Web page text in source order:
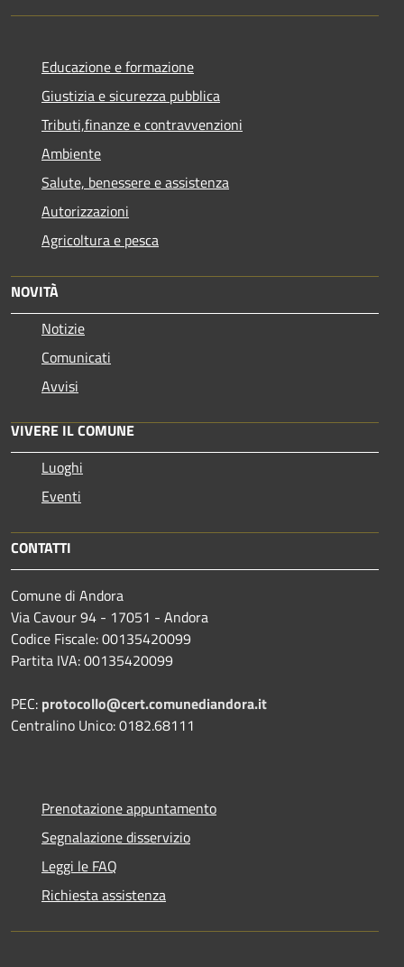
Educazione e formazione
Giustizia e sicurezza pubblica
Tributi,finanze e contravvenzioni
Ambiente
Salute, benessere e assistenza
Autorizzazioni
Agricoltura e pesca
NOVITÀ
Notizie
Comunicati
Avvisi
VIVERE IL COMUNE
Luoghi
Eventi
CONTATTI
Comune di Andora
Via Cavour 94 - 17051 - Andora
Codice Fiscale: 00135420099
Partita IVA: 00135420099
PEC: protocollo@cert.comunediandora.it
Centralino Unico: 0182.68111
Prenotazione appuntamento
Segnalazione disservizio
Leggi le FAQ
Richiesta assistenza